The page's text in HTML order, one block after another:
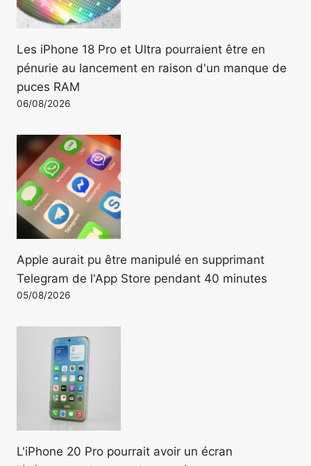
Les iPhone 18 Pro et Ultra pourraient être en
pénurie au lancement en raison d'un manque de
puces RAM
06/08/2026
Apple aurait pu être manipulé en supprimant
Telegram de l'App Store pendant 40 minutes
05/08/2026
L'iPhone 20 Pro pourrait avoir un écran